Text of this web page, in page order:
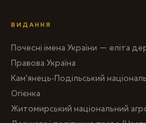
ВИДАННЯ
Почесні імена України — еліта
Правова Україна
Кам'янець-Подільський
Огієнка
Житомирський національний